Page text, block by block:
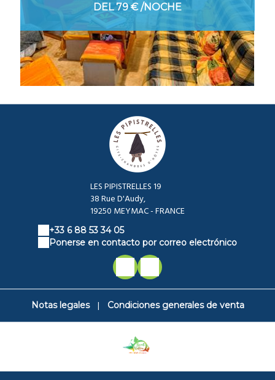
DEL79 €/NOCHE
LES PIPISTRELLES 19
38 Rue D'Audy,
19250 MEYMAC - FRANCE
+33 6 88 53 34 05
Ponerse en contacto por correo electrónico
Notas legales | Condiciones generales de venta